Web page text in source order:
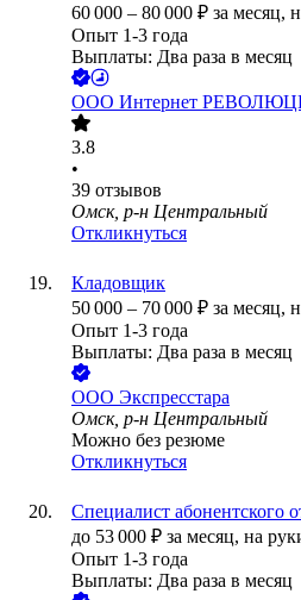
60 000 – 80 000 ₽ за месяц,
Опыт 1-3 года
Выплаты: Два раза в месяц
ООО Интернет
3.8
•
39 отзывов
Омск, р-н Центральный
Откликнуться
Кладовщик
50 000 – 70 000 ₽ за месяц,
Опыт 1-3 года
Выплаты: Два раза в месяц
ООО Экспресстара
Омск, р-н Центральный
Можно без резюме
Откликнуться
Специалист абонентского
до 53 000 ₽ за месяц, на
Опыт 1-3 года
Выплаты: Два раза в месяц